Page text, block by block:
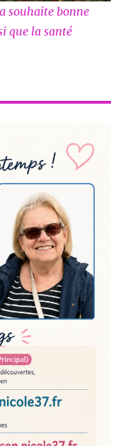
souhaite bonne
que la santé